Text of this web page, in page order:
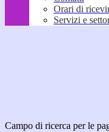
Orari di
Servizi e
Campo di ricerca per le